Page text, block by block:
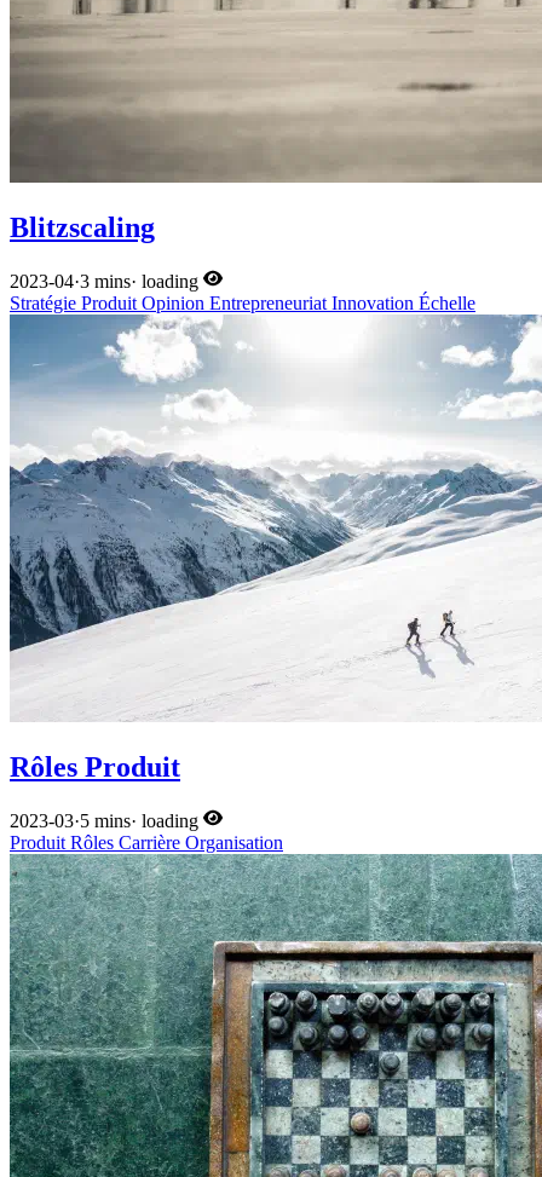
Blitzscaling
2023-04·3 mins· loading
Stratégie Produit Opinion Entrepreneuriat Innovation Échelle
Rôles Produit
2023-03·5 mins· loading
Produit Rôles Carrière Organisation